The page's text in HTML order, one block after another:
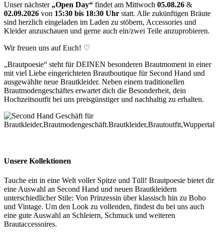
Unser nächster „Open Day“ findet am Mittwoch 05.08.26 &
02.09.2026 von 15:30 bis 18:30 Uhr statt. Alle zukünftigen Bräute
sind herzlich eingeladen im Laden zu stöbern, Accessories und
Kleider anzuschauen und gerne auch ein/zwei Teile anzuprobieren.
Wir freuen uns auf Euch! ♡
„Brautpoesie“ steht für DEINEN besonderen Brautmoment in einer
mit viel Liebe eingerichteten Brautboutique für Second Hand und
ausgewählte neue Brautkleider. Neben einem traditionellen
Brautmodengeschäftes erwartet dich die Besonderheit, dein
Hochzeitsoutfit bei uns preisgünstiger und nachhaltig zu erhalten.
Unsere Kollektionen
Tauche ein in eine Welt voller Spitze und Tüll! Brautpoesie bietet dir
eine Auswahl an Second Hand und neuen Brautkleidern
unterschiedlicher Stile: Von Prinzessin über klassisch hin zu Boho
und Vintage. Um den Look zu vollenden, findest du bei uns auch
eine gute Auswahl an Schleiern, Schmuck und weiteren
Brautaccessoires.